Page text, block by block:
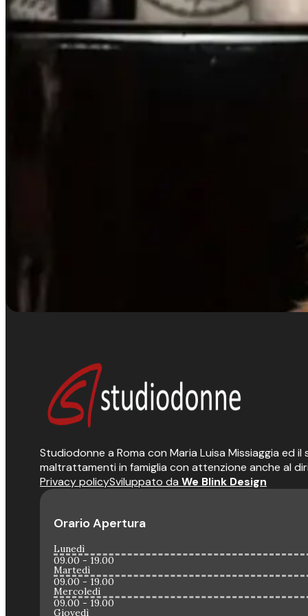
Studiodonne a Roma con Maria Luisa Missiaggia ed
maltrattamenti in famiglia con attenzione anche al
Privacy policySviluppato da We Blink Design
Orario Apertura
Lunedì
09.00 - 19.00
Martedì
09.00 - 19.00
Mercoledì
09.00 - 19.00
Giovedì